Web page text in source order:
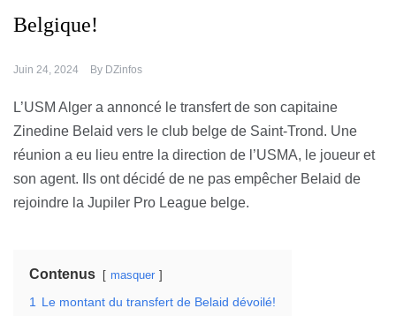
Belgique!
Juin 24, 2024 By DZinfos
L’USM Alger a annoncé le transfert de son capitaine
Zinedine Belaid vers le club belge de Saint-Trond. Une
réunion a eu lieu entre la direction de l’USMA, le joueur et
son agent. Ils ont décidé de ne pas empêcher Belaid de
rejoindre la Jupiler Pro League belge.
Contenus masquer
1 Le montant du transfert de Belaid dévoilé!